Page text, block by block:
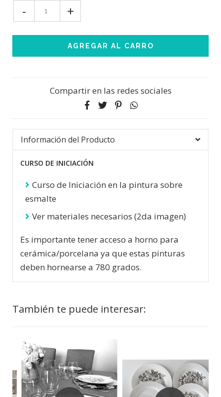
- +
Compartir en las redes sociales
Información del Producto
CURSO DE INICIACIÓN
Curso de Iniciación en la pintura sobre
esmalte
Ver materiales necesarios (2da imagen)
Es importante tener acceso a horno para
cerámica/porcelana ya que estas pinturas
deben hornearse a 780 grados.
También te puede interesar: